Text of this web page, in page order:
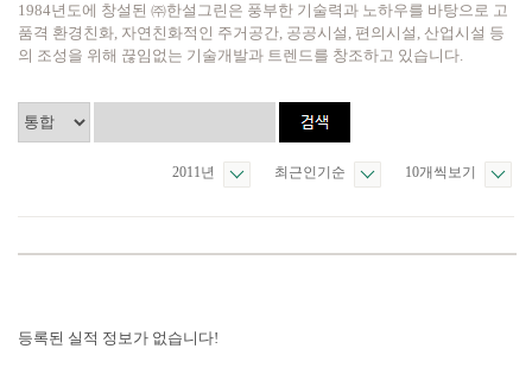
1984년도에 창설된 ㈜한설그린은 풍부한 기술력과 노하우를 바탕으로 고
품격 환경친화, 자연친화적인 주거공간, 공공시설, 편의시설, 산업시설 등
의 조성을 위해 끊임없는 기술개발과 트렌드를 창조하고 있습니다.
10개씩보기
최근인기순
2011년
등록된 실적 정보가 없습니다!